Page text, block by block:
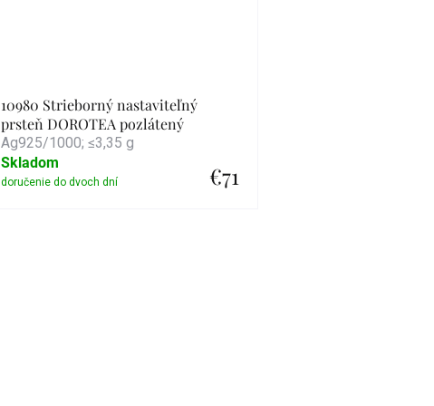
10980 Strieborný nastaviteľný
prsteň DOROTEA pozlátený
Ag925/1000; ≤3,35 g
€71
Skladom